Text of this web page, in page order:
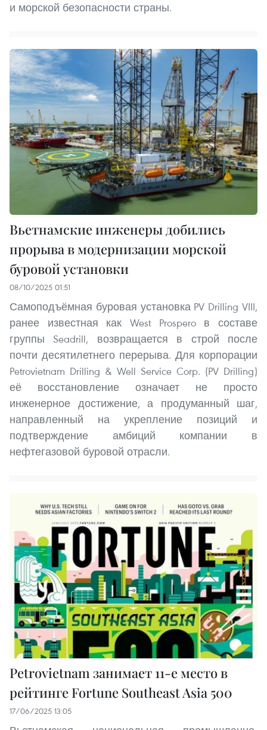
и морской безопасности страны.
Вьетнамские инженеры добились
прорыва в модернизации морской
буровой установки
08/10/2025 01:51
Самоподъёмная буровая установка PV Drilling VIII,
ранее известная как West Prospero в составе
группы Seadrill, возвращается в строй после
почти десятилетнего перерыва. Для корпорации
Petrovietnam Drilling & Well Service Corp. (PV Drilling)
её восстановление означает не просто
инженерное достижение, а продуманный шаг,
направленный на укрепление позиций и
подтверждение амбиций компании в
нефтегазовой буровой отрасли.
Petrovietnam занимает 11-е место в
рейтинге Fortune Southeast Asia 500
17/06/2025 13:05